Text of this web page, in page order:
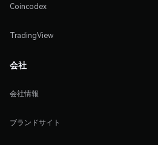
Coincodex
TradingView
会社
会社情報
ブランドサイト